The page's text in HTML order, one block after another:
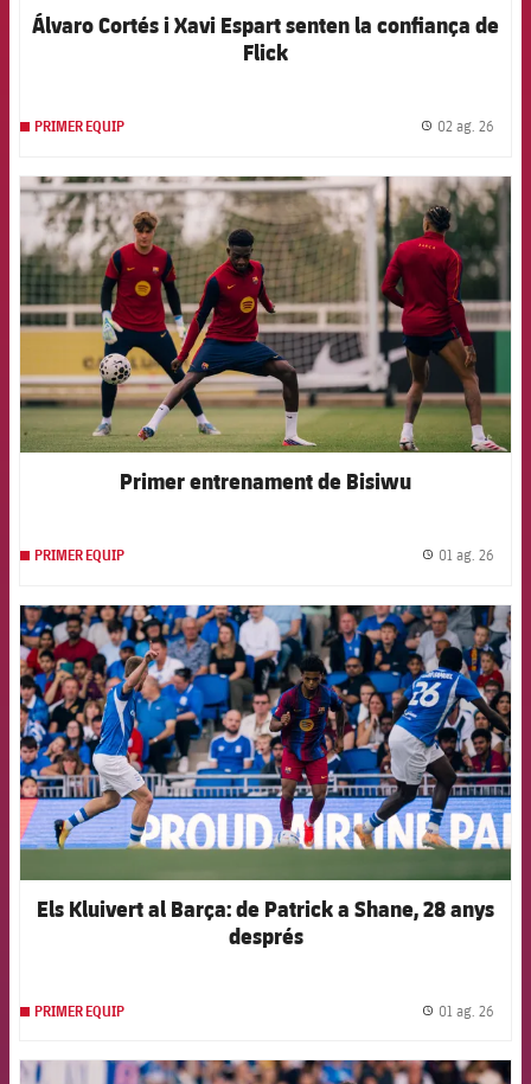
Álvaro Cortés i Xavi Espart senten la confiança de
Flick
PRIMER EQUIP 02 ag. 26
FCB Barcelona badge
Primer entrenament de Bisiwu
PRIMER EQUIP 01 ag. 26
FCB Barcelona badge
Els Kluivert al Barça: de Patrick a Shane, 28 anys
després
PRIMER EQUIP 01 ag. 26
FCB Barcelona badge